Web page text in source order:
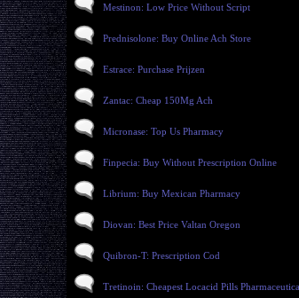
Mestinon: Low Price Without Script
Prednisolone: Buy Online Ach Store
Estrace: Purchase Prijzen
Zantac: Cheap 150Mg Ach
Micronase: Top Us Pharmacy
Finpecia: Buy Without Prescription Online
Librium: Buy Mexican Pharmacy
Diovan: Best Price Valtan Oregon
Quibron-T: Prescription Cod
Tretinoin: Cheapest Locacid Pills